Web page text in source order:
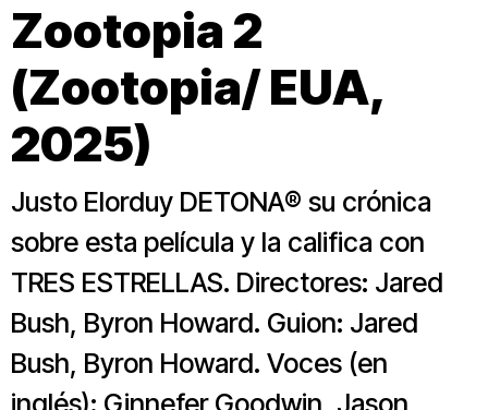
Zootopia 2
(Zootopia/ EUA,
2025)
Justo Elorduy DETONA®️ su crónica
sobre esta película y la califica con
TRES ESTRELLAS. Directores: Jared
Bush, Byron Howard. Guion: Jared
Bush, Byron Howard. Voces (en
inglés): Ginnefer Goodwin, Jason